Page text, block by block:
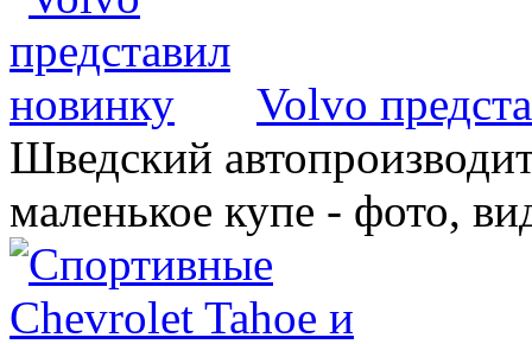
Volvo
Шведский
маленькое купе - фото,